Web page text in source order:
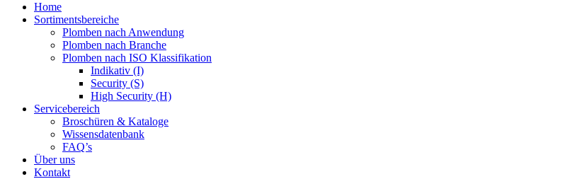
Home
Sortimentsbereiche
Plomben nach Anwendung
Plomben nach Branche
Plomben nach ISO Klassifikation
Indikativ (I)
Security (S)
High Security (H)
Servicebereich
Broschüren & Kataloge
Wissensdatenbank
FAQ’s
Über uns
Kontakt